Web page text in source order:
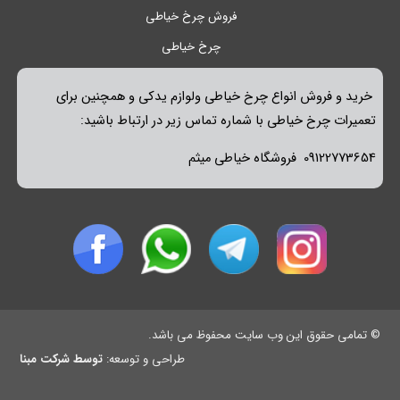
فروش چرخ خیاطی
چرخ خیاطی
خرید و فروش انواع چرخ خیاطی ولوازم یدکی و همچنین برای
تعمیرات چرخ خیاطی با شماره تماس زیر در ارتباط باشید:
09122773654 فروشگاه خیاطی میثم
© تمامی حقوق این وب سایت محفوظ می باشد.
طراحی و توسعه: توسط شرکت مبنا